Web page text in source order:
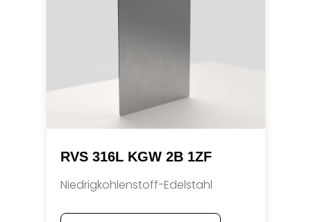
RVS 316L KGW 2B 1ZF
Niedrigkohlenstoff-Edelstahl